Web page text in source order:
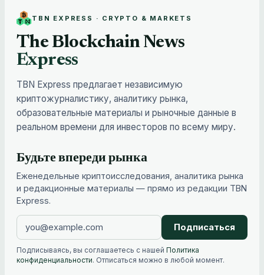
TBN EXPRESS · CRYPTO & MARKETS
The Blockchain News
Express
TBN Express предлагает независимую
криптожурналистику, аналитику рынка,
образовательные материалы и рыночные данные в
реальном времени для инвесторов по всему миру.
Будьте впереди рынка
Еженедельные криптоисследования, аналитика рынка
и редакционные материалы — прямо из редакции TBN
Express.
Подписаться
Подписываясь, вы соглашаетесь с нашей Политика
конфиденциальности. Отписаться можно в любой момент.